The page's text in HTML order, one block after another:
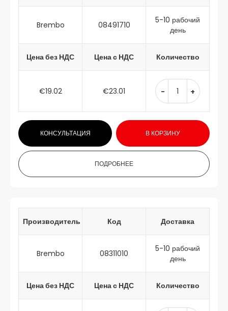
Brembo 08491710
5-10 рабочий
день
Цена без НДС Цена с НДС Количество
€19.02 €23.01 - +
КОНСУЛЬТАЦИЯ В КОРЗИНУ
ПОДРОБНЕЕ
Производитель Код Доставка
Brembo 08311010
5-10 рабочий
день
Цена без НДС Цена с НДС Количество